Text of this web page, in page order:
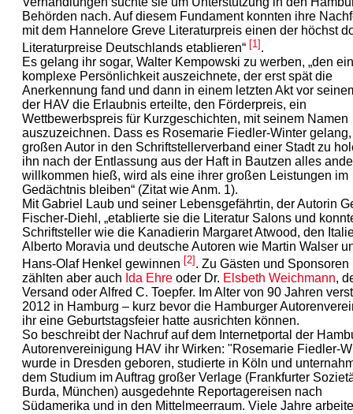
Behörden nach. Auf diesem Fundament konnten ihre
mit dem Hannelore Greve Literaturpreis einen der höchst
Literaturpreise Deutschlands etablieren“ [1].
Es gelang ihr sogar, Walter Kempowski zu werben, „den
komplexe Persönlichkeit auszeichnete, der erst spät die
Anerkennung fand und dann in einem letzten Akt vor
der HAV die Erlaubnis erteilte, den Förderpreis, ein
Wettbewerbspreis für Kurzgeschichten, mit seinem Namen
auszuzeichnen. Dass es Rosemarie Fiedler-Winter
großen Autor in den Schriftstellerverband einer Stadt zu
ihn nach der Entlassung aus der Haft in Bautzen alles
willkommen hieß, wird als eine ihrer großen Leistungen im
Gedächtnis bleiben“ (Zitat wie Anm. 1).
Mit Gabriel Laub und seiner Lebensgefährtin, der Autorin
Fischer-Diehl, „etablierte sie die Literatur Salons und
Schriftsteller wie die Kanadierin Margaret Atwood, den
Alberto Moravia und deutsche Autoren wie Martin Walser
Hans-Olaf Henkel gewinnen [2] . Zu Gästen und Sponsoren
zählten aber auch Ida Ehre oder Dr. Elsbeth Weichmann,
Versand oder Alfred C. Toepfer. Im Alter von 90 Jahren
2012 in Hamburg – kurz bevor die Hamburger
ihr eine Geburtstagsfeier hatte ausrichten können.
So beschreibt der Nachruf auf dem Internetportal der
Autorenvereinigung HAV ihr Wirken: "Rosemarie Fiedler-
wurde in Dresden geboren, studierte in Köln und
dem Studium im Auftrag großer Verlage (Frankfurter
Burda, München) ausgedehnte Reportagereisen nach
Südamerika und in den Mittelmeerraum. Viele Jahre